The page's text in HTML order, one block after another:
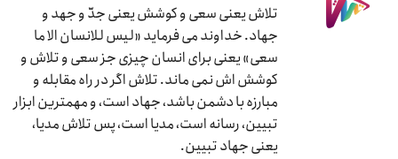
تلاش یعنی سعی و کوشش یعنی جدّ و جهد و
جهاد. خداوند می فرماید «لیس للانسان الا ما
سعی» یعنی برای انسان چیزی جز سعی و تلاش و
کوشش اش نمی ماند. تلاش اگر در راه مقابله و
مبارزه با دشمن باشد، جهاد است، و مهمترین ابزار
تبیین، رسانه است، مدیا است، پس تلاش مدیا،
یعنی جهاد تبیین.